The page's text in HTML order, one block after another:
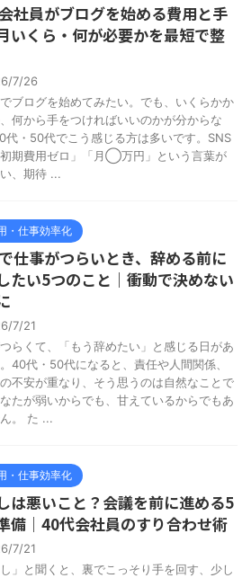
社員がブログを始める費用と手
いくら・何が必要かを最短で整
7/26
でブログを始めてみたい。でも、いくらかか
何から手をつければいいのかが分からな
代・50代でこう感じる方は多いです。SNS
期費用ゼロ」「月◯万円」という言葉が
、期待 ...
・仕事効率化
仕事がつらいとき、辞める前に
たい5つのこと｜衝動で決めない
7/21
らくて、「もう辞めたい」と感じる日があ
40代・50代になると、責任や人間関係、
不安が重なり、そう思うのは自然なことで
たが弱いからでも、甘えているからでもあ
。 た ...
・仕事効率化
は悪いこと？会議を前に進める5
備｜40代会社員のすり合わせ術
7/21
し」と聞くと、裏でこっそり手を回す、少し